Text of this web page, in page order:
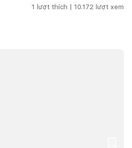
1 lượt thích | 10.172 lượt xem